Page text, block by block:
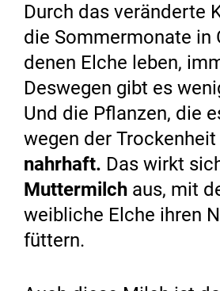
Durch das veränderte
die Sommermonate in
denen Elche leben,
Deswegen gibt es
Und die Pflanzen, die
wegen der Trockenheit
nahrhaft. Das wirkt
Muttermilch aus, mit
weibliche Elche ihren
füttern.